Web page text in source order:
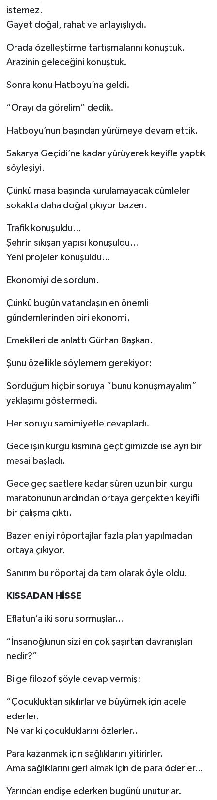
istemez.
Gayet doğal, rahat ve anlayışlıydı.
Orada özelleştirme tartışmalarını konuştuk.
Arazinin geleceğini konuştuk.
Sonra konu Hatboyu’na geldi.
“Orayı da görelim” dedik.
Hatboyu’nun başından yürümeye devam ettik.
Sakarya Geçidi’ne kadar yürüyerek keyifle yaptık
söyleşiyi.
Çünkü masa başında kurulamayacak cümleler
sokakta daha doğal çıkıyor bazen.
Trafik konuşuldu…
Şehrin sıkışan yapısı konuşuldu…
Yeni projeler konuşuldu…
Ekonomiyi de sordum.
Çünkü bugün vatandaşın en önemli
gündemlerinden biri ekonomi.
Emeklileri de anlattı Gürhan Başkan.
Şunu özellikle söylemem gerekiyor:
Sorduğum hiçbir soruya “bunu konuşmayalım”
yaklaşımı göstermedi.
Her soruyu samimiyetle cevapladı.
Gece işin kurgu kısmına geçtiğimizde ise ayrı bir
mesai başladı.
Gece geç saatlere kadar süren uzun bir kurgu
maratonunun ardından ortaya gerçekten keyifli
bir çalışma çıktı.
Bazen en iyi röportajlar fazla plan yapılmadan
ortaya çıkıyor.
Sanırım bu röportaj da tam olarak öyle oldu.
KISSADAN HİSSE
Eflatun’a iki soru sormuşlar…
“İnsanoğlunun sizi en çok şaşırtan davranışları
nedir?”
Bilge filozof şöyle cevap vermiş:
“Çocukluktan sıkılırlar ve büyümek için acele
ederler.
Ne var ki çocukluklarını özlerler…
Para kazanmak için sağlıklarını yitirirler.
Ama sağlıklarını geri almak için de para öderler…
Yarından endişe ederken bugünü unuturlar.